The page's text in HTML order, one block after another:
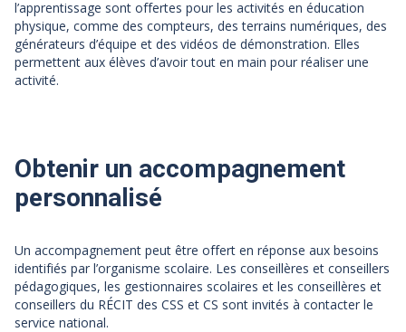
l’apprentissage sont offertes pour les activités en éducation
physique, comme des compteurs, des terrains numériques, des
générateurs d’équipe et des vidéos de démonstration. Elles
permettent aux élèves d’avoir tout en main pour réaliser une
activité.
Obtenir un accompagnement
personnalisé
Un accompagnement peut être offert en réponse aux besoins
identifiés par l’organisme scolaire. Les conseillères et conseillers
pédagogiques, les gestionnaires scolaires et les conseillères et
conseillers du RÉCIT des CSS et CS sont invités à contacter le
service national.